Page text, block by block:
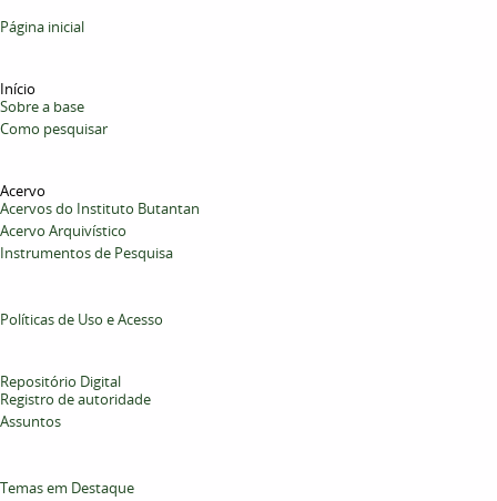
Página inicial
Início
Sobre a base
Como pesquisar
Acervo
Acervos do Instituto Butantan
Acervo Arquivístico
Instrumentos de Pesquisa
Políticas de Uso e Acesso
Repositório Digital
Registro de autoridade
Assuntos
Temas em Destaque